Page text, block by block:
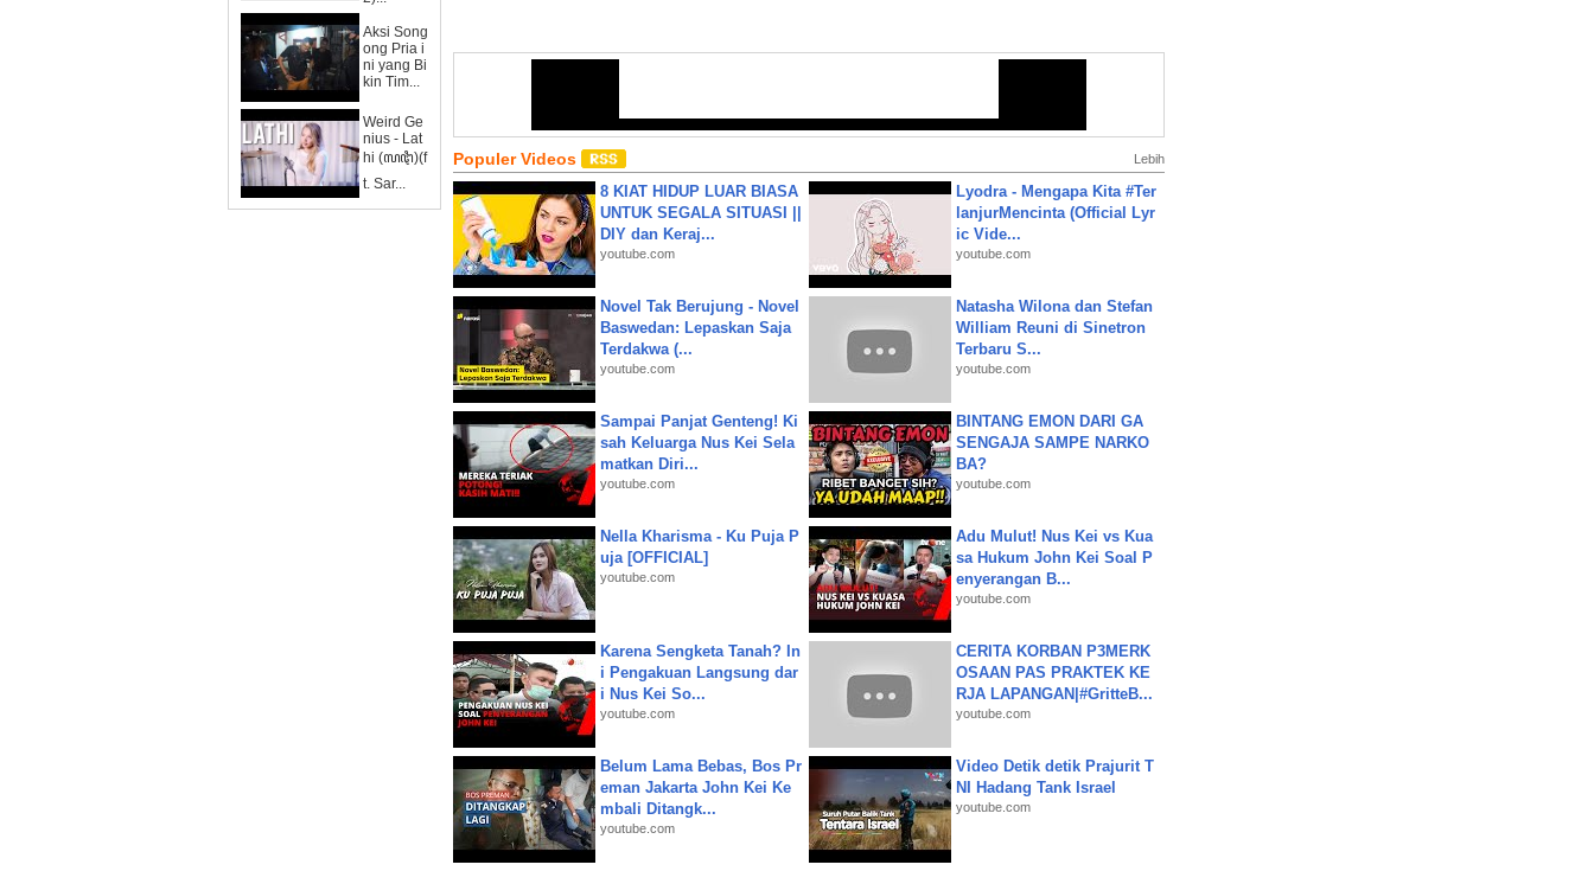
Aksi Song
ong Pria i
ni yang Bi
kin Tim...
Weird Ge
nius - Lat
hi (ꦭꦛꦶ)(f
t. Sar...
Populer Videos Lebih
8 KIAT HIDUP LUAR BIASA
UNTUK SEGALA SITUASI ||
DIY dan Keraj...
youtube.com
Lyodra - Mengapa Kita #Ter
lanjurMencinta (Official Lyr
ic Vide...
youtube.com
Novel Tak Berujung - Novel
Baswedan: Lepaskan Saja
Terdakwa (...
youtube.com
Natasha Wilona dan Stefan
William Reuni di Sinetron
Terbaru S...
youtube.com
Sampai Panjat Genteng! Ki
sah Keluarga Nus Kei Sela
matkan Diri...
youtube.com
BINTANG EMON DARI GA
SENGAJA SAMPE NARKO
BA?
youtube.com
Nella Kharisma - Ku Puja P
uja [OFFICIAL]
youtube.com
Adu Mulut! Nus Kei vs Kua
sa Hukum John Kei Soal P
enyerangan B...
youtube.com
Karena Sengketa Tanah? In
i Pengakuan Langsung dar
i Nus Kei So...
youtube.com
CERITA KORBAN P3MERK
OSAAN PAS PRAKTEK KE
RJA LAPANGAN|#GritteB...
youtube.com
Belum Lama Bebas, Bos Pr
eman Jakarta John Kei Ke
mbali Ditangk...
youtube.com
Video Detik detik Prajurit T
NI Hadang Tank Israel
youtube.com